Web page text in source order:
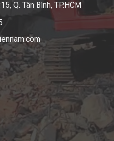
Q. Tân Bình, TP.HCM